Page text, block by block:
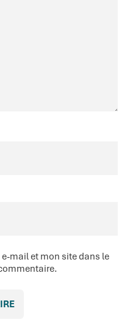
mail et mon site dans le